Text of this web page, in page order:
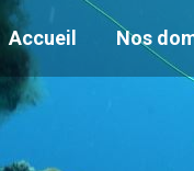
Accueil Nos